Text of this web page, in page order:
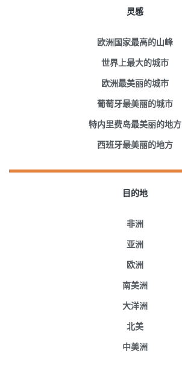
灵感
欧洲国家最高的山峰
世界上最大的城市
欧洲最美丽的城市
葡萄牙最美丽的城市
特内里费岛最美丽的地方
西班牙最美丽的地方
目的地
非洲
亚洲
欧洲
南美洲
大洋洲
北美
中美洲